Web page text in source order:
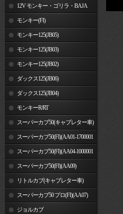
12V モンキー・ゴリラ・BAJA
モンキー(FI)
モンキー125(JB05)
モンキー125(JB03)
モンキー125(JB02)
ダックス125(JB06)
ダックス125(JB04)
モンキーR/RT
スーパーカブ50(キャブレター車)
スーパーカブ50(FI)(AA01-1700001
～) スーパーカブ50(FI)(AA04-1000001
～) スーパーカブ50(FI)(AA09)
リトルカブ(キャブレター車)
スーパーカブ50 プロ(FI)(AA07)
ジョルカブ